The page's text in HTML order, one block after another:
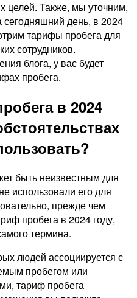
целей. Также, мы уточним,
сегодняшний день, в 2024
тарифы пробега для
сотрудников.
блога, у вас будет
пробега.
в 2024
быть неизвестным для
использовали его для
прежде чем
пробега в 2024 году,
термина.
людей ассоциируется с
пробегом или
тариф пробега